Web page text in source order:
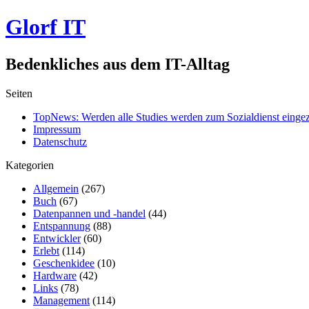
Glorf IT
Bedenkliches aus dem IT-Alltag
Seiten
TopNews: Werden alle Studies werden zum Sozialdienst
Impressum
Datenschutz
Kategorien
Allgemein (267)
Buch (67)
Datenpannen und -handel (44)
Entspannung (88)
Entwickler(60)
Erlebt (114)
Geschenkidee (10)
Hardware (42)
Links (78)
Management (114)